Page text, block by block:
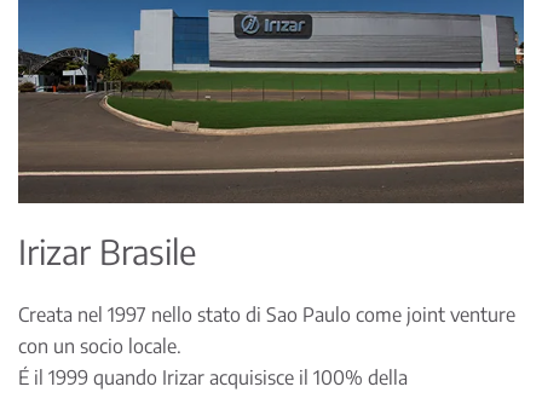
Irizar Brasile
Creata nel 1997 nello stato di Sao Paulo come joint venture
con un socio locale.
É il 1999 quando Irizar acquisisce il 100% della